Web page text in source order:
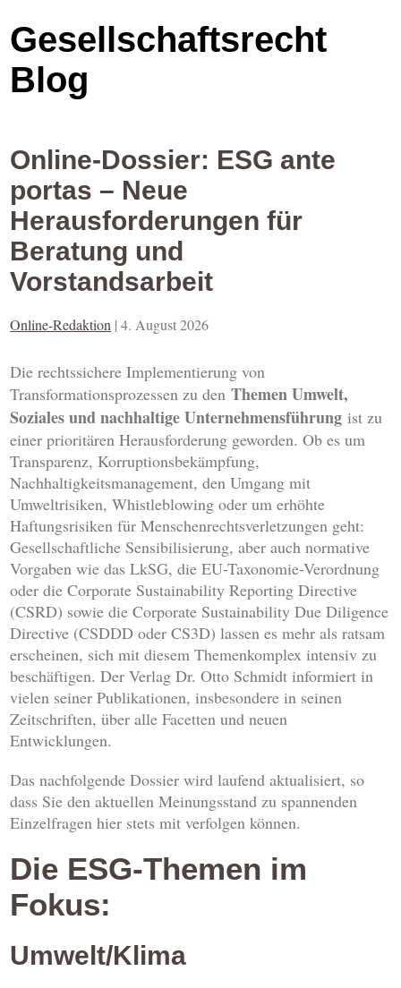
Gesellschaftsrecht
Blog
Online-Dossier: ESG ante
portas – Neue
Herausforderungen für
Beratung und
Vorstandsarbeit
Online-Redaktion |4. August 2026
Die rechtssichere Implementierung von
Transformationsprozessen zu denThemen Umwelt,
Soziales und nachhaltige Unternehmensführung ist zu
einer prioritären Herausforderung geworden. Ob es um
Transparenz, Korruptionsbekämpfung,
Nachhaltigkeitsmanagement, den Umgang mit
Umweltrisiken, Whistleblowing oder um erhöhte
Haftungsrisiken für Menschenrechtsverletzungen geht:
Gesellschaftliche Sensibilisierung, aber auch normative
Vorgaben wie das LkSG, die EU-Taxonomie-Verordnung
oder die Corporate Sustainability Reporting Directive
(CSRD) sowie die Corporate Sustainability Due Diligence
Directive (CSDDD oder CS3D) lassen es mehr als ratsam
erscheinen, sich mit diesem Themenkomplex intensiv zu
beschäftigen. Der Verlag Dr. Otto Schmidt informiert in
vielen seiner Publikationen, insbesondere in seinen
Zeitschriften, über alle Facetten und neuen
Entwicklungen.
Das nachfolgende Dossier wird laufend aktualisiert, so
dass Sie den aktuellen Meinungsstand zu spannenden
Einzelfragen hier stets mit verfolgen können.
Die ESG-Themen im
Fokus:
Umwelt/Klima